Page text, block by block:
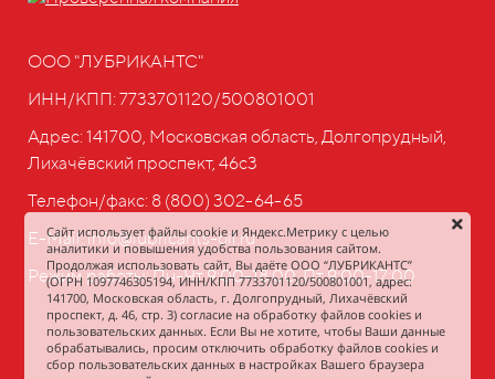
ООО "ЛУБРИКАНТС"
ИНН/КПП: 7733701120/500801001
Адрес: 141700, Московская область, Долгопрудный,
Лихачёвский проспект, 46с3
Телефон/факс: 8 (800) 302-64-65
E-Mail: info@lubricants-oil.ru
Режим работы: Пн-Чт 9:00-18:00, Пт 9:00-17:00
Сайт использует файлы cookie и Яндекс.Метрику с целью
аналитики и повышения удобства пользования сайтом.
Продолжая использовать сайт, Вы даёте ООО “ЛУБРИКАНТС”
(ОГРН 1097746305194, ИНН/КПП 7733701120/500801001, адрес:
141700, Московская область, г. Долгопрудный, Лихачёвский
проспект, д. 46, стр. 3) согласие на обработку файлов cookies и
пользовательских данных. Если Вы не хотите, чтобы Ваши данные
обрабатывались, просим отключить обработку файлов cookies и
сбор пользовательских данных в настройках Вашего браузера